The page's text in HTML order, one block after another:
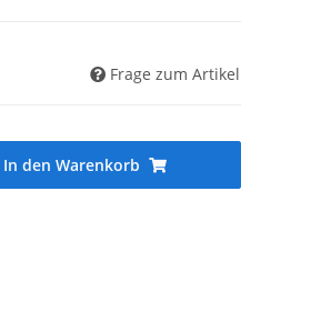
Frage zum Artikel
In den Warenkorb